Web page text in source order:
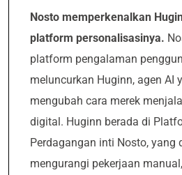
Nosto memperkenalkan
platform personalisasinya.
platform pengalaman
meluncurkan Huginn, agen AI
mengubah cara merek
digital. Huginn berada di
Perdagangan inti Nosto, yang
mengurangi pekerjaan